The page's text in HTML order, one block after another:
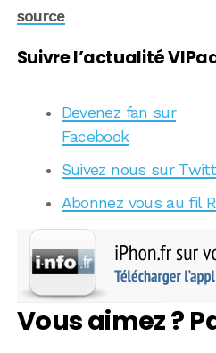
source
Suivre l’actualité
Devenez fan sur
Facebook
Suivez nous sur
Abonnez vous au fil
Vous aimez ?